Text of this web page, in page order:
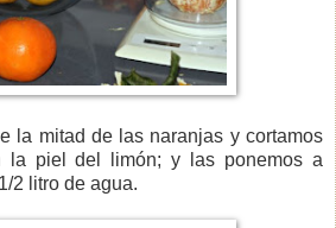
la mitad de las naranjas y cortamos
la piel del limón; y las ponemos a
2 litro de agua.